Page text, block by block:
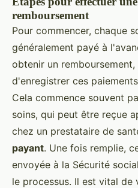
remboursement
Pour commencer, chaque
généralement payé à
obtenir un
d'enregistrer ces
Cela commence souvent
soins, qui peut être reçue
chez un prestataire de
payant. Une fois remplie,
envoyée à la Sécurité
le processus. Il est vital de